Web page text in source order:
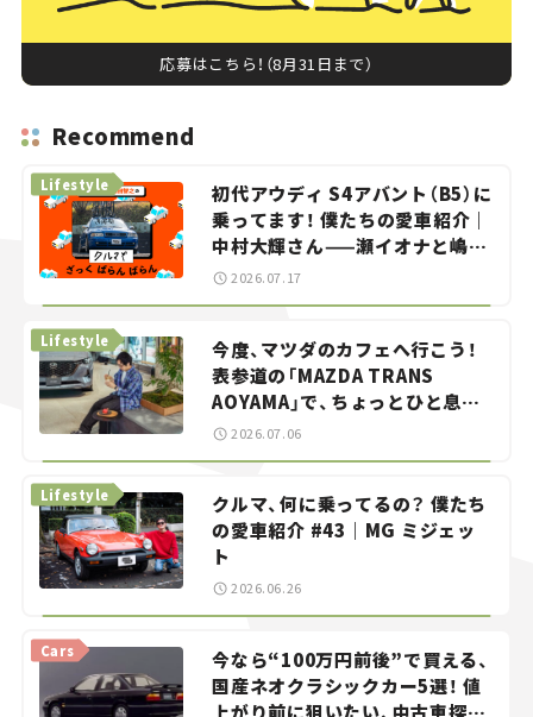
応募はこちら！（8月31日まで）
Recommend
初代アウディ S4アバント（B5）に
乗ってます！ 僕たちの愛車紹介｜
中村大輝さん——瀬イオナと嶋田
智之の「クルマでざっくばらんば
Lifestyle
2026.07.17
今度、マツダのカフェへ行こう！
表参道の「MAZDA TRANS
AOYAMA」で、ちょっとひと息。
——連載｜CCGとクルマでどうす
Lifestyle
2026.07.06
クルマ、何に乗ってるの？ 僕たち
の愛車紹介 #43｜MG ミジェッ
ト
Lifestyle
2026.06.26
今なら“100万円前後”で買える、
国産ネオクラシックカー5選！ 値
上がり前に狙いたい、中古車探し
Cars